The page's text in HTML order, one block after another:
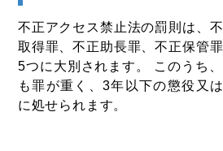
不正アクセス禁止法の罰則は、
取得罪、不正助長罪、不正保管
5つに大別されます。 このうち
も罪が重く、3年以下の懲役又
に処せられます。